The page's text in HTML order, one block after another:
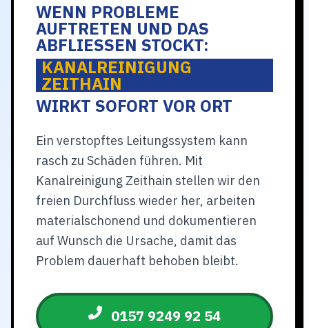
WENN PROBLEME
AUFTRETEN UND DAS
ABFLIESSEN STOCKT:
KANALREINIGUNG
ZEITHAIN
WIRKT SOFORT VOR ORT
Ein verstopftes Leitungssystem kann
rasch zu Schäden führen. Mit
Kanalreinigung Zeithain stellen wir den
freien Durchfluss wieder her, arbeiten
materialschonend und dokumentieren
auf Wunsch die Ursache, damit das
Problem dauerhaft behoben bleibt.
0157 9249 92 54